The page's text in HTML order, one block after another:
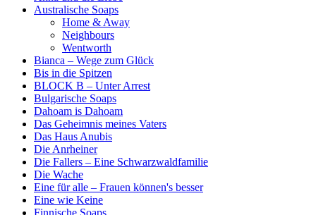
Australische Soaps
Home & Away
Neighbours
Wentworth
Bianca – Wege zum Glück
Bis in die Spitzen
BLOCK B – Unter Arrest
Bulgarische Soaps
Dahoam is Dahoam
Das Geheimnis meines Vaters
Das Haus Anubis
Die Anrheiner
Die Fallers – Eine Schwarzwaldfamilie
Die Wache
Eine für alle – Frauen können's besser
Eine wie Keine
Finnische Soaps